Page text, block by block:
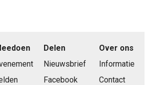
Delen
Nieuwsbrief
Facebook
Over ons
Informatie
Contact